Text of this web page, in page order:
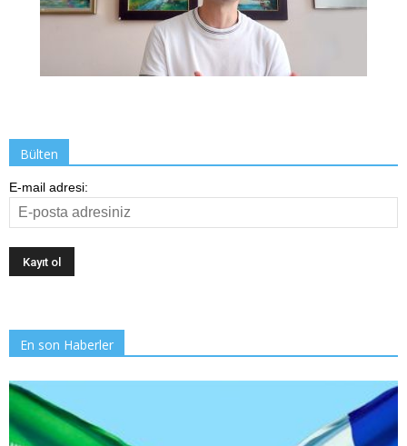
Bülten
E-mail adresi:
En son Haberler